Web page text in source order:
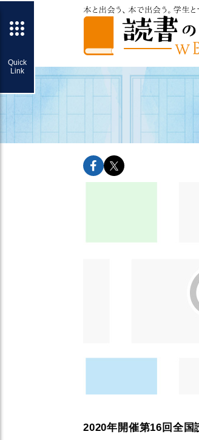
facebookでshareで
2020年開催第16回全